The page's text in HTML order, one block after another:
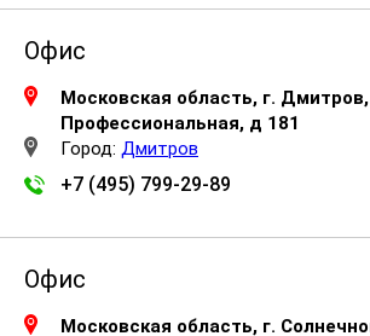
Офис
Московская область, г. Дмитров,
Профессиональная, д 181
Город: Дмитров
+7 (495) 799-29-89
Офис
Московская область, г.